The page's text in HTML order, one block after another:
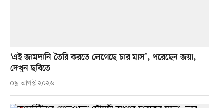
‘এই জামদানি তৈরি করতে লেগেছে চার মাস’, পরেছেন জয়া,
দেখুন ছবিতে
০৯ আগস্ট ২০২৬